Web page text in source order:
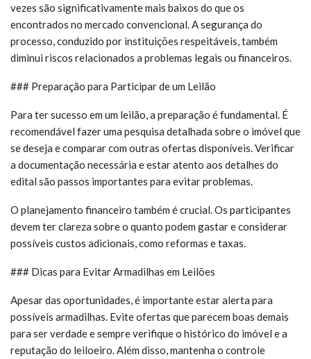
vezes são significativamente mais baixos do que os
encontrados no mercado convencional. A segurança do
processo, conduzido por instituições respeitáveis, também
diminui riscos relacionados a problemas legais ou financeiros.
### Preparação para Participar de um Leilão
Para ter sucesso em um leilão, a preparação é fundamental. É
recomendável fazer uma pesquisa detalhada sobre o imóvel que
se deseja e comparar com outras ofertas disponíveis. Verificar
a documentação necessária e estar atento aos detalhes do
edital são passos importantes para evitar problemas.
O planejamento financeiro também é crucial. Os participantes
devem ter clareza sobre o quanto podem gastar e considerar
possíveis custos adicionais, como reformas e taxas.
### Dicas para Evitar Armadilhas em Leilões
Apesar das oportunidades, é importante estar alerta para
possíveis armadilhas. Evite ofertas que parecem boas demais
para ser verdade e sempre verifique o histórico do imóvel e a
reputação do leiloeiro. Além disso, mantenha o controle